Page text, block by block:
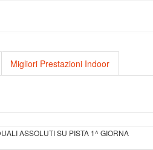
Migliori Prestazioni Indoor
ASSOLUTI SU PISTA 1^ GIORNA